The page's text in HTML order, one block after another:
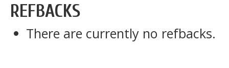
REFBACKS
There are currently no refbacks.